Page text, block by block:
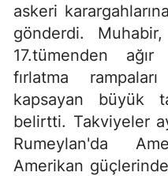
askeri
gönderdi.
17.tümenden
fırlatma
kapsayan büyük
belirtti. Takviyeler
Rumeylan'da
Amerikan